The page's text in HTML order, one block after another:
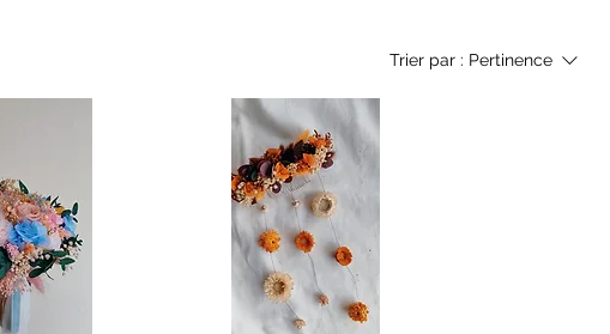
Trier par : Pertinence